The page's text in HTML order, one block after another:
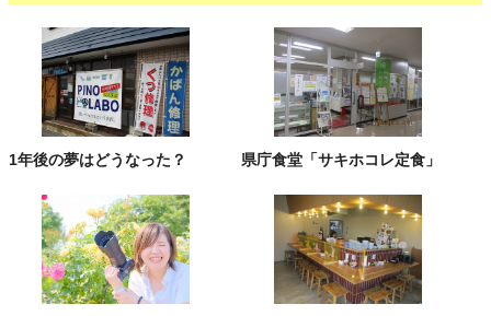
1年後の夢はどうなった？ 県庁食堂「サキホコレ定食」